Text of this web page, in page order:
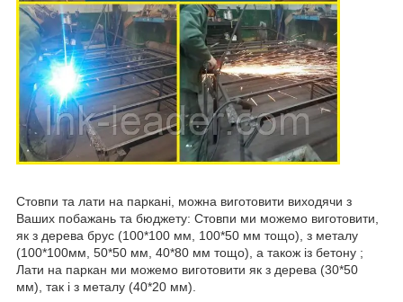
Стовпи та лати на паркані, можна виготовити виходячи з
Ваших побажань та бюджету: Стовпи ми можемо виготовити,
як з дерева брус (100*100 мм, 100*50 мм тощо), з металу
(100*100мм, 50*50 мм, 40*80 мм тощо), а також із бетону ;
Лати на паркан ми можемо виготовити як з дерева (30*50
мм), так і з металу (40*20 мм).